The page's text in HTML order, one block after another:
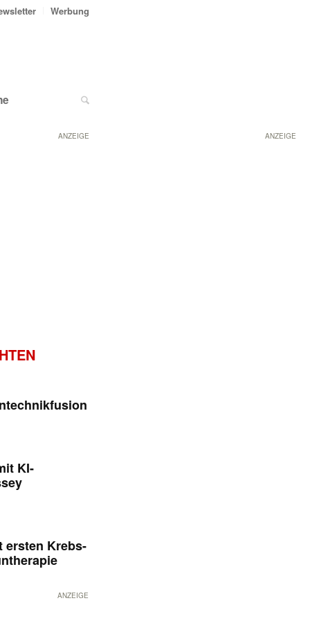
ANZEIGE
Werbung
ANZEIGE
KI-
ersten Krebs-
ANZEIGE